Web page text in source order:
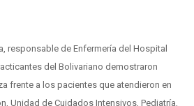
responsable de Enfermería del Hospital
del Bolivariano demostraron
frente a los pacientes que atendieron en
Unidad de Cuidados Intensivos, Pediatría,